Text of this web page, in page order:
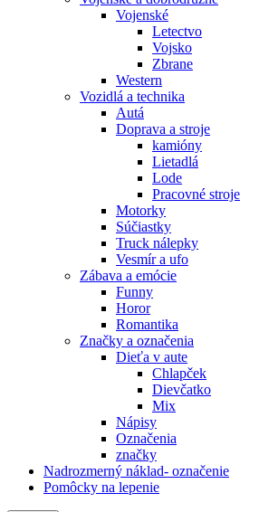
Vojenské
Letectvo
Vojsko
Zbrane
Western
Vozidlá a technika
Autá
Doprava a stroje
kamióny
Lietadlá
Lode
Pracovné stroje
Motorky
Súčiastky
Truck nálepky
Vesmír a ufo
Zábava a emócie
Funny
Horor
Romantika
Značky a označenia
Dieťa v aute
Chlapček
Dievčatko
Mix
Nápisy
Označenia
značky
Nadrozmerný náklad- označenie
Pomôcky na lepenie